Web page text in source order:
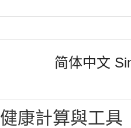
简体中文
健康計算與工具